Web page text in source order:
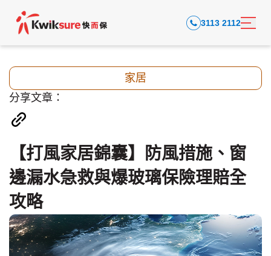
3113 2112
家居
分享文章：
【打風家居錦囊】防風措施、窗
邊漏水急救與爆玻璃保險理賠全
攻略